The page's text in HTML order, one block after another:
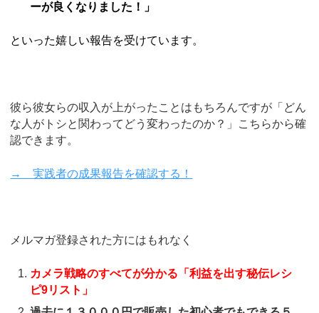
ーが良くなりました！」
といった嬉しい報告を受けています。
彼ら彼女らの収入が上がったことはもちろんですが「どん
な人がトシと関わってどう変わったのか？」こちらから確
認できます。
→ 実践者の成果報告を確認する！
メルマガ登録された方にはもれなく
カメラ戦略のすべてが分かる「利益を出す秘伝レシ
ピ9リスト」